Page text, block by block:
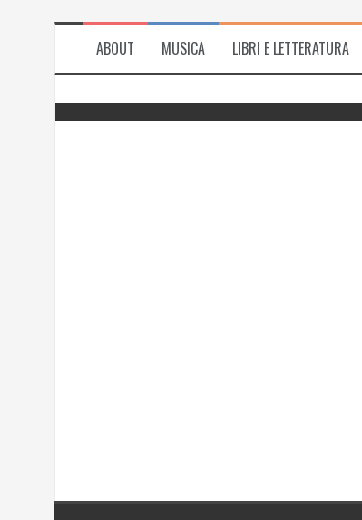
ABOUT MUSICA LIBRI E LETTERATURA